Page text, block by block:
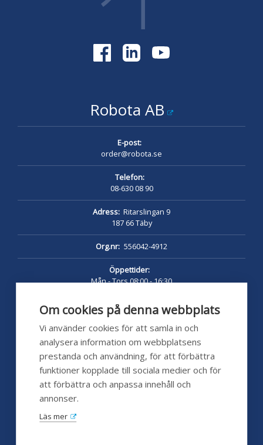
Om cookies på denna webbplats
Vi använder cookies för att samla in och
analysera information om webbplatsens
prestanda och användning, för att förbättra
funktioner kopplade till sociala medier och för
att förbättra och anpassa innehåll och
annonser.
Läs mer
Robota AB
E-post:
order@robota.se
Telefon:
08-630 08 90
Adress: Ritarslingan 9
187 66 Täby
Org.nr: 556042-4912
Öppettider:
Mån - Tors 08:00 - 16:30
Lunch 12:00 - 13:00
pumpshoppen.se 24/7
Kundservice